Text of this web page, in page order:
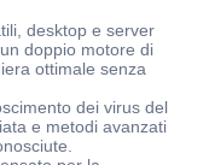
desktop e server
doppio motore di
ottimale senza
dei virus del
e metodi avanzati